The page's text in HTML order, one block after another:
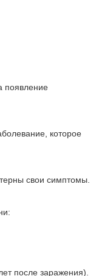
появление
которое
свои симптомы.
после заражения).